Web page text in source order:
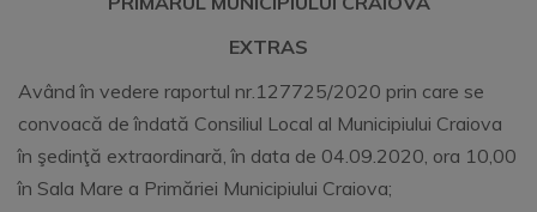
EXTRAS
Având în vedere raportul nr.127725/2020 prin care se
convoacă de îndată Consiliul Local al Municipiului Craiova
în şedinţă extraordinară, în data de 04.09.2020, ora 10,00
în Sala Mare a Primăriei Municipiului Craiova;